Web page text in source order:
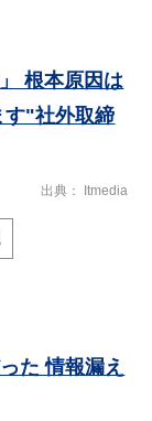
根本原因は
す"社外取締
出典 Itmedia
た 情報漏え